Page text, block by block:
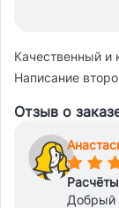
Качественный и
Написание
Отзыв о
(*)(*)
Добрый